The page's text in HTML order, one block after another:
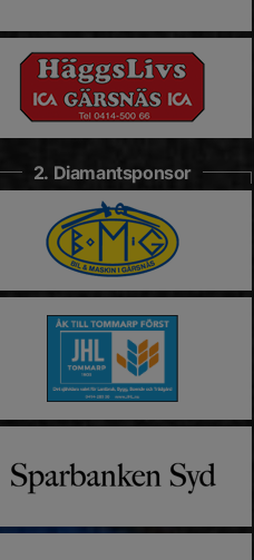
2. Diamantsponsor